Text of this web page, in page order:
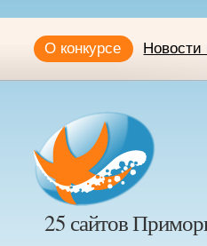
О конкурсе Новости
25 сайтов